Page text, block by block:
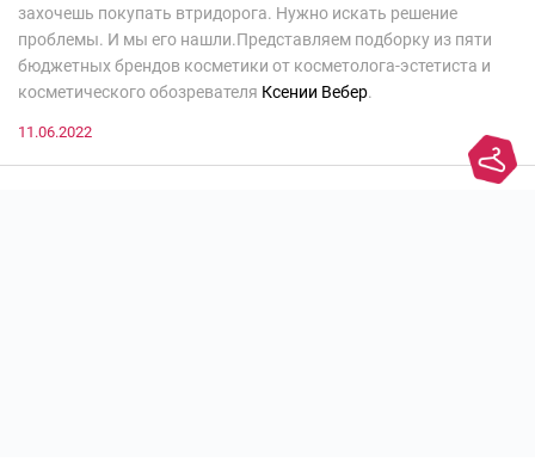
захочешь покупать втридорога. Нужно искать решение
проблемы. И мы его нашли.Представляем подборку из пяти
бюджетных брендов косметики от косметолога-эстетиста и
косметического обозревателя Ксении Вебер.
11.06.2022